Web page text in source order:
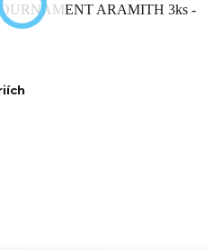
ARAMITH 3ks -